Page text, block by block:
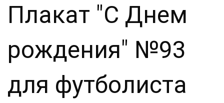
Плакат "С Днем
рождения" №93
для футболиста